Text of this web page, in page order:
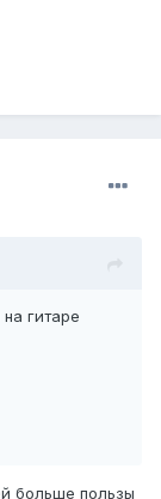
гитаре
больше пользы